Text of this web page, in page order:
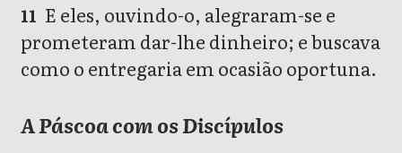
11 E eles, ouvindo-o, alegraram-se e
prometeram dar-lhe dinheiro; e buscava
como o entregaria em ocasião oportuna.
A Páscoa com os Discípulos